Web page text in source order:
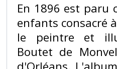
‎En 1896 est paru
enfants consacré
le peintre et
Boutet de